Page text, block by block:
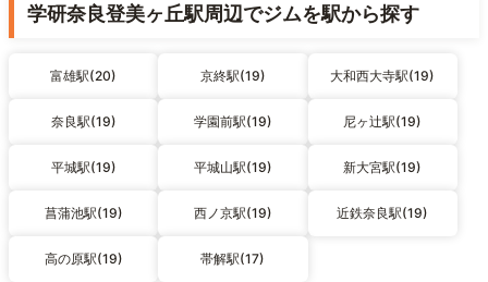
学研奈良登美ヶ丘駅周辺でジムを駅から探す
富雄駅(20) 京終駅(19) 大和西大寺駅(19)
奈良駅(19) 学園前駅(19) 尼ヶ辻駅(19)
平城駅(19) 平城山駅(19) 新大宮駅(19)
菖蒲池駅(19) 西ノ京駅(19) 近鉄奈良駅(19)
高の原駅(19) 帯解駅(17)